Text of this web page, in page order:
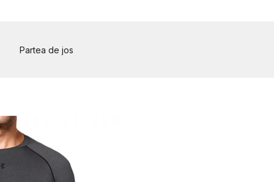
Partea de jos